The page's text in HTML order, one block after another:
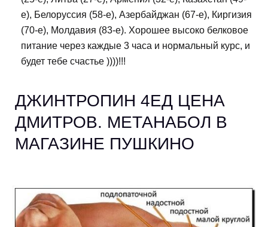
е), Белоруссия (58-е), Азербайджан (67-е), Киргизия
(70-е), Молдавия (83-е). Хорошее высоко белковое
питание через каждые 3 часа и нормальный курс, и
будет тебе счастье ))))!!!
ДЖИНТРОПИН 4ЕД ЦЕНА
ДМИТРОВ. МЕТАНАБОЛ В
МАГАЗИНЕ ПУШКИНО